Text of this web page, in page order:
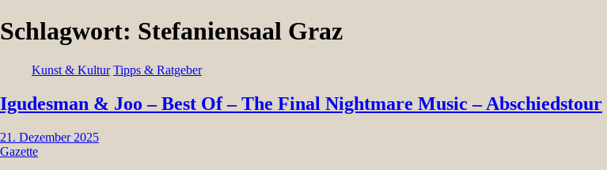
Schlagwort: Stefaniensaal Graz
Kunst & Kultur Tipps & Ratgeber
Igudesman & Joo – Best Of – The Final Nightmare Music – Abschiedstour
21. Dezember 2025
Gazette